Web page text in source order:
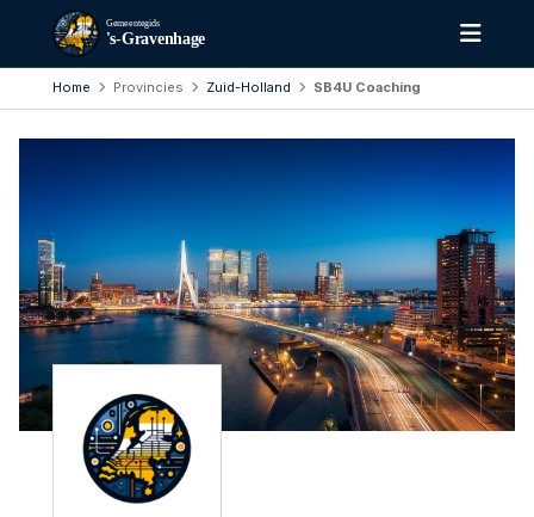
Gemeentegids
's-Gravenhage
Home Provincies Zuid-Holland SB4U Coaching